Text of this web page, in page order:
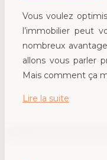
Vous voulez
l’immobilier peut
nombreux
allons vous parler
Mais comment ça
Lire la suite